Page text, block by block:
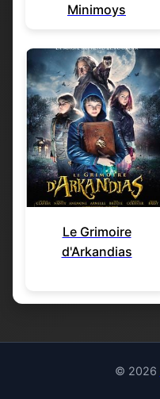
Minimoys
Le Grimoire
d'Arkandias
© 2026